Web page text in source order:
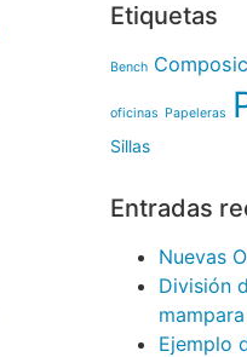
Etiquetas
Bench
oficinas Papeleras
Sillas
Entradas
Nuevas
División
Ejemplo